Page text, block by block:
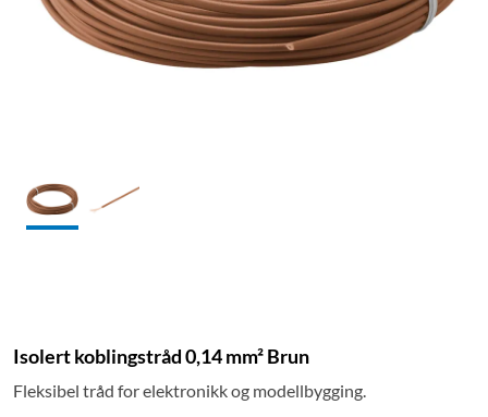
Isolert koblingstråd 0,14 mm² Brun
Fleksibel tråd for elektronikk og modellbygging.